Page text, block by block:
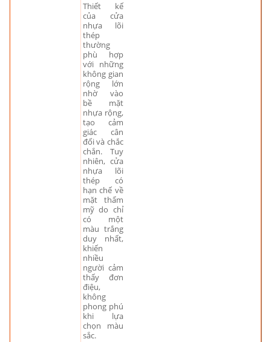
Thiết kế
của cửa
nhựa lõi
thép
thường
phù hợp
với những
không gian
rộng lớn
nhờ vào
bề mặt
nhựa rộng,
tạo cảm
giác cân
đối và chắc
chắn. Tuy
nhiên, cửa
nhựa lõi
thép có
hạn chế về
mặt thẩm
mỹ do chỉ
có một
màu trắng
duy nhất,
khiến
nhiều
người cảm
thấy đơn
điệu,
không
phong phú
khi lựa
chọn màu
sắc.